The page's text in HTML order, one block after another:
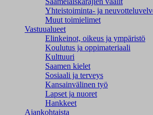
Yhteistoiminta- ja
Muut toimielimet
Vastuualueet
Elinkeinot, oikeus ja ympäristö
Koulutus ja oppimateriaali
Kulttuuri
Saamen kielet
Sosiaali ja terveys
Kansainvälinen työ
Lapset ja nuoret
Hankkeet
Ajankohtaista